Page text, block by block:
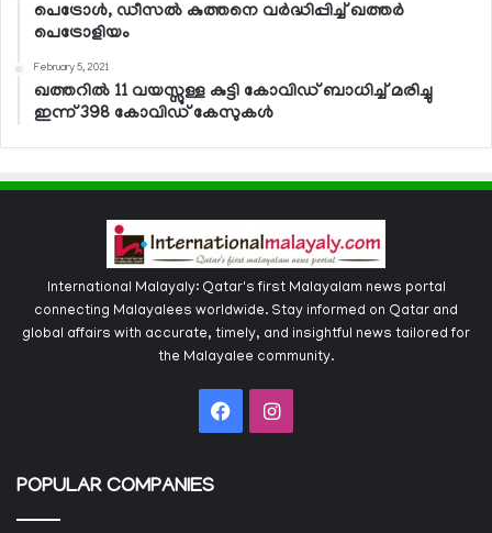
പെട്രോള്‍, ഡീസല്‍ കുത്തനെ വര്‍ദ്ധിപ്പിച്ച് ഖത്തര്‍
പെട്രോളിയം
February 5, 2021
ഖത്തറില്‍ 11 വയസ്സുള്ള കുട്ടി കോവിഡ് ബാധിച്ച് മരിച്ചു
ഇന്ന് 398 കോവിഡ് കേസുകള്‍
International Malayaly: Qatar's first Malayalam news portal
connecting Malayalees worldwide. Stay informed on Qatar and
global affairs with accurate, timely, and insightful news tailored for
the Malayalee community.
FacebookInstagram
POPULAR COMPANIES